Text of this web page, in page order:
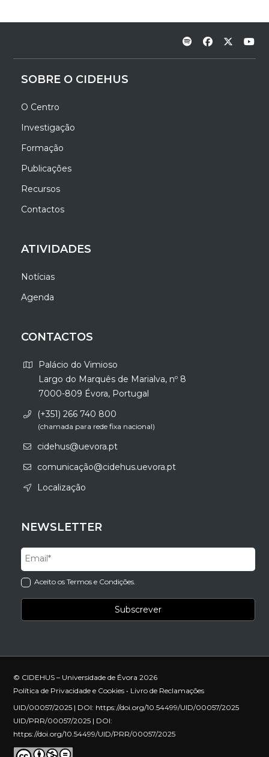
SOBRE O CIDEHUS
O Centro
Investigação
Formação
Publicações
Recursos
Contactos
ATIVIDADES
Notícias
Agenda
CONTACTOS
Palácio do Vimioso
Largo do Marquês de Marialva, nº 8
7000-809 Évora, Portugal
(+351) 266 740 800
(chamada para rede fixa nacional)
cidehus@uevora.pt
comunicação@cidehus.uevora.pt
Localização
NEWSLETTER
Aceito os Termos e Condições.
© CIDEHUS – Universidade de Évora 2026
Política de Privacidade e Cookies • Livro de Reclamações
UID/00057/2025 | DOI: https://doi.org/10.54499/UID/00057/2025
UID/PRR/00057/2025 | DOI:
https://doi.org/10.54499/UID/PRR/00057/2025